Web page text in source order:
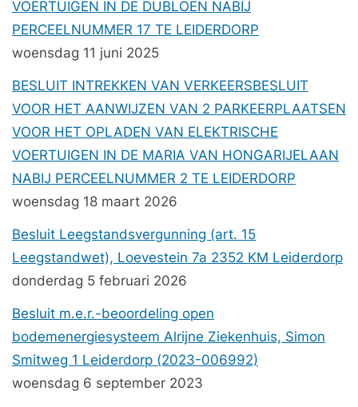
VOERTUIGEN IN DE DUBLOEN NABIJ
PERCEELNUMMER 17 TE LEIDERDORP
woensdag 11 juni 2025
BESLUIT INTREKKEN VAN VERKEERSBESLUIT
VOOR HET AANWIJZEN VAN 2 PARKEERPLAATSEN
VOOR HET OPLADEN VAN ELEKTRISCHE
VOERTUIGEN IN DE MARIA VAN HONGARIJELAAN
NABIJ PERCEELNUMMER 2 TE LEIDERDORP
woensdag 18 maart 2026
Besluit Leegstandsvergunning (art. 15
Leegstandwet), Loevestein 7a 2352 KM Leiderdorp
donderdag 5 februari 2026
Besluit m.e.r.-beoordeling open
bodemenergiesysteem Alrijne Ziekenhuis, Simon
Smitweg 1 Leiderdorp (2023-006992)
woensdag 6 september 2023